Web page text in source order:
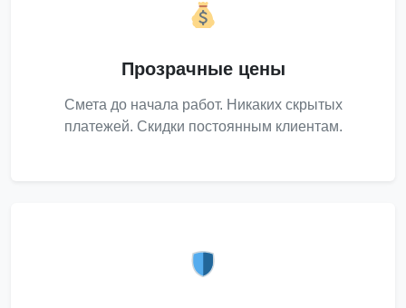
Прозрачные цены
Смета до начала работ. Никаких скрытых
платежей. Скидки постоянным клиентам.